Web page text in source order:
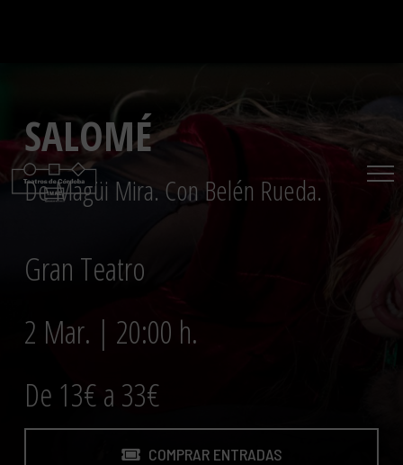
SALOMÉ
De Magüi Mira. Con Belén Rueda.
Gran Teatro
2 Mar. | 20:00 h.
De 13€ a 33€
COMPRAR ENTRADAS